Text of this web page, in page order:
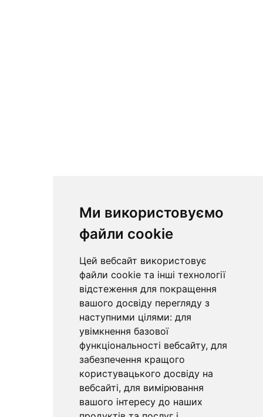
Ми використовуємо
файли cookie
Цей вебсайт використовує
файли cookie та інші технології
відстеження для покращення
вашого досвіду перегляду з
наступними цілями: для
увімкнення базової
функціональності вебсайту, для
забезпечення кращого
користувацького досвіду на
вебсайті, для вимірювання
вашого інтересу до наших